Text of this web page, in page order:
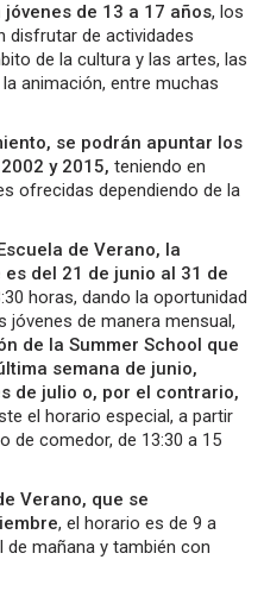
de 13 a 17 años, los
disfrutar de actividades
de la cultura y las artes, las
animación, entre muchas
se podrán apuntar los
y 2015,teniendo en
ofrecidas dependiendo de la
de Verano, la
es del 21 de junio al 31 de
horas, dando la oportunidad
jóvenes de manera mensual,
de la Summer School que
semana de junio,
de julio o, por el contrario,
el horario especial, a partir
de comedor, de 13:30 a 15
Verano, que se
, el horario es de 9 a
de mañana y también con